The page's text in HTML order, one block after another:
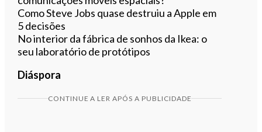
Como Steve Jobs quase destruiu a Apple em
5 decisões
No interior da fábrica de sonhos da Ikea: o
seu laboratório de protótipos
Diáspora
CONTINUE A LER APÓS A PUBLICIDADE